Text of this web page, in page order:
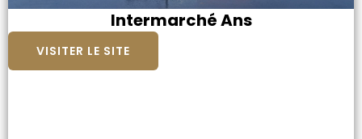
Intermarché Ans
VISITER LE SITE